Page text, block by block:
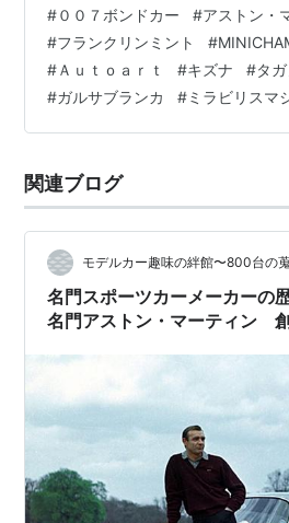
３着、マイネルオデーサ４着、ヴ
た。古馬の条件戦でもマテンロウ
ドメテオールが４着、障害未勝利
が勝利と期待馬としてあげた１８
回、３着２回、４着２回、５着２
週…
#００７ボンドカー #アストン・
#フランクリンミント #
#Ａｕｔｏａｒｔ #キズナ #タ
#ガルサブランカ #ミラビリスマ
関連ブログ
モデルカー趣味の絆館〜800台の
名門スポーツカーメーカーの
名門アストン・マーティン